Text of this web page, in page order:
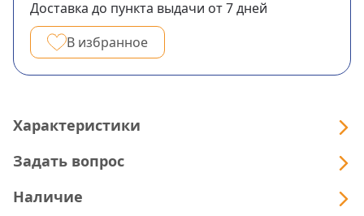
Доставка до пункта выдачи от 7дней
В избранное
Характеристики
Задать вопрос
Наличие